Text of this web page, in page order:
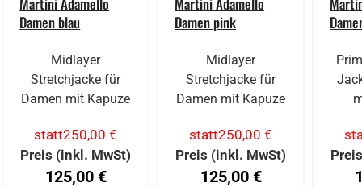
Damen blau
Midlayer
Stretchjacke für
Damen mit Kapuze
statt250,00 €
Preis (inkl. MwSt)
125,00 €
Damen pink
Midlayer
Stretchjacke für
Damen mit Kapuze
statt250,00 €
Preis (inkl. MwSt)
125,00 €